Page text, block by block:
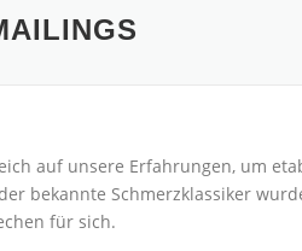
auf unsere Erfahrungen, um
bekannte Schmerzklassiker
für sich.